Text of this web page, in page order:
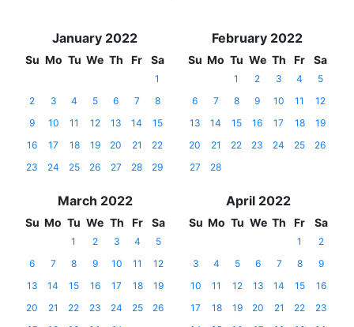
January 2022
Su Mo Tu We Th Fr Sa
1
2
3 4 5 6 7
8
9
10 11 12 13 14
15
16
17 18 19 20 21
22
23
24 25 26 27 28 29
February 2022
Su Mo Tu We Th Fr Sa
1 2 3 4
5
6
7 8 9 10 11
12
13
14 15 16 17 18
19
20
21 22 23 24 25
26
27
28
March 2022
Su Mo Tu We Th Fr Sa
1 2 3 4
5
6
7 8 9 10 11
12
13
14 15 16 17 18
19
20
21 22 23 24 25
26
April 2022
Su Mo Tu We Th Fr Sa
1
2
3
4 5 6 7 8
9
10
11 12 13 14 15
16
17
18 19 20 21 22
23